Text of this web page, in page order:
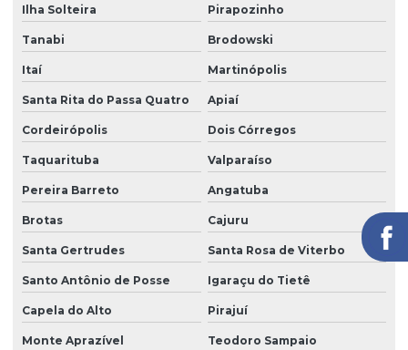
Segurança portaria zeladoria
Serviço de câmeras 24 horas
Serviço de facilities
Serviço de limpeza para empresas
Serviço de limpeza com equipamentos profissionais
Serviço de limpeza terceirizado
Serviço de limpeza terceirizado preço
Serviço de limpeza de vidros
Serviço de limpeza zeladoria
Ilha Solteira Pirapozinho
Tanabi Brodowski
Itaí Martinópolis
Santa Rita do Passa Quatro Apiaí
Cordeirópolis Dois Córregos
Taquarituba Valparaíso
Pereira Barreto Angatuba
Brotas Cajuru
Santa Gertrudes Santa Rosa de Viterbo
Santo Antônio de Posse Igaraçu do Tietê
Capela do Alto Pirajuí
Monte Aprazível Teodoro Sampaio